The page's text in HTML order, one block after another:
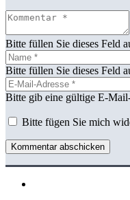
Bitte füllen Sie dieses Feld
Bitte füllen Sie dieses Feld
Bitte gib eine gültige E-
Bitte fügen Sie mich
Kommentar abschicken